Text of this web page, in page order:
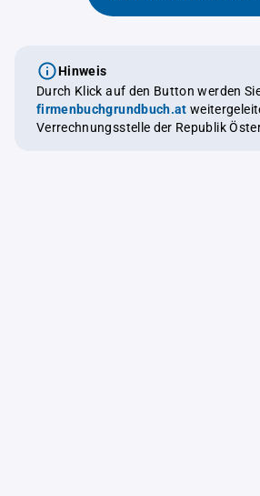
Hinweis
Durch Klick auf den Button werden
firmenbuchgrundbuch.at weitergeleitet, eine offizielle
Verrechnungsstelle der Republik